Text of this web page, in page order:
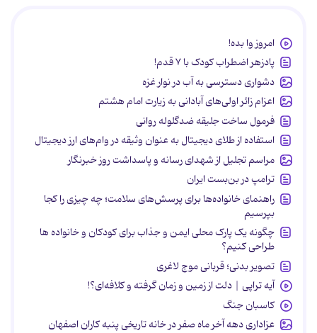
امروز وا بده!
پادزهر اضطراب کودک با ۷ قدم!
دشواری دسترسی به آب در نوار غزه
اعزام زائر اولی‌های آبادانی به زیارت امام هشتم
فرمول ساخت جلیقه ضدگلوله روانی
استفاده از طلای دیجیتال به عنوان وثیقه در وام‌های ارز دیجیتال
مراسم تجلیل از شهدای رسانه و پاسداشت روز خبرنگار
ترامپ در بن‌بست ایران
راهنمای خانواده‌ها برای پرسش‌های سلامت؛ چه چیزی را کجا
بپرسیم
چگونه یک پارک محلی ایمن و جذاب برای کودکان و خانواده ها
طراحی کنیم؟
تصویر بدنی؛ قربانی موج لاغری
آیه تراپی | دلت از زمین و زمان گرفته و کلافه‌ای؟!
کاسبان جنگ
عزاداری دهه آخر ماه صفر در خانه تاریخی پنبه کاران اصفهان